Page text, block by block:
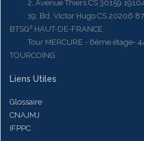
2, Avenue Thiers CS 30159 19104
19, Bd. Victor Hugo CS 20206
BTSG² HAUT-DE-FRANCE
Tour MERCURE - 6ème étage-
TOURCOING
Liens Utiles
Glossaire
CNAJMJ
IFPPC